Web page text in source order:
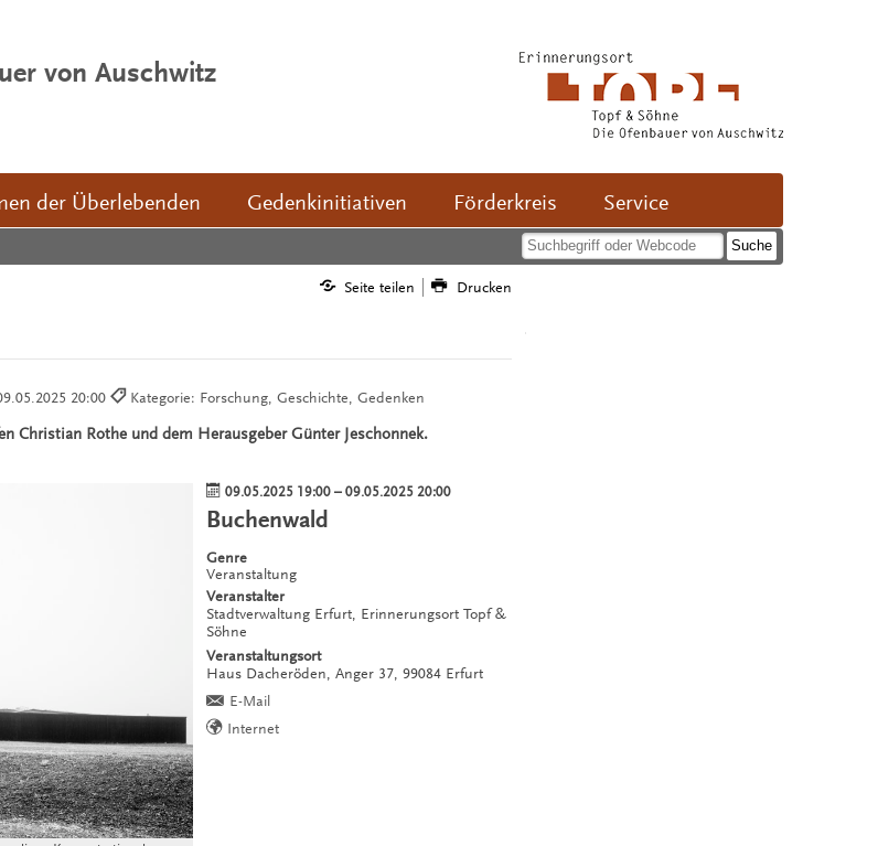
von Auschwitz
der Überlebenden Gedenkinitiativen Förderkreis Service
Seite teilen Drucken
20:00 Kategorie: Forschung, Geschichte, Gedenken
Christian Rothe und dem Herausgeber Günter Jeschonnek.
09.05.2025 19:00 –09.05.2025 20:00
Buchenwald
Genre
Veranstaltung
Veranstalter
Stadtverwaltung Erfurt, Erinnerungsort Topf &
Söhne
Veranstaltungsort
Haus Dacheröden,Anger 37,99084 Erfurt
E-Mail
Internet